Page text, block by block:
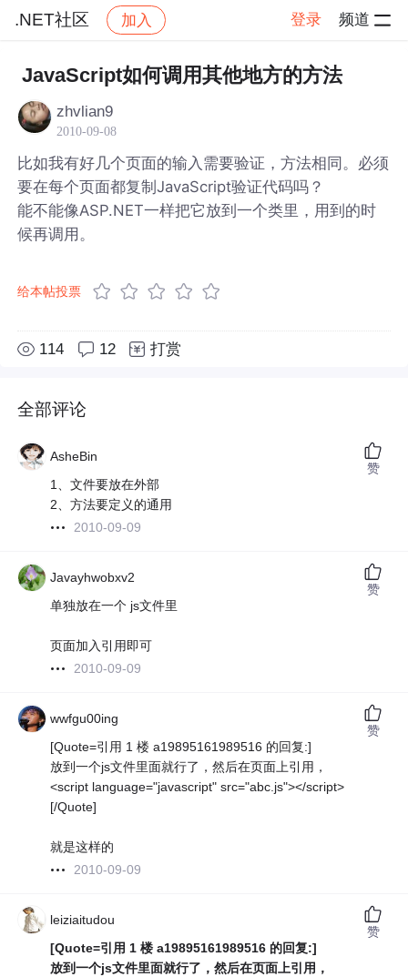
.NET社区 加入 登录 频道
社区 .NET社区 帖子详情
JavaScript如何调用其他地方的方法
zhvlian9
2010-09-08
比如我有好几个页面的输入需要验证，方法相同。必须
要在每个页面都复制JavaScript验证代码吗？
能不能像ASP.NET一样把它放到一个类里，用到的时
候再调用。
给本帖投票
114 12 打赏
全部评论
AsheBin
1、文件要放在外部
2、方法要定义的通用
2010-09-09
赞
Javayhwobxv2
单独放在一个 js文件里
页面加入引用即可
2010-09-09
赞
wwfgu00ing
[Quote=引用 1 楼 a19895161989516 的回复:]
放到一个js文件里面就行了，然后在页面上引用，
<script language="javascript" src="abc.js"></script>
[/Quote]
就是这样的
2010-09-09
赞
leiziaitudou
[Quote=引用 1 楼 a19895161989516 的回复:]
放到一个js文件里面就行了，然后在页面上引用，
赞